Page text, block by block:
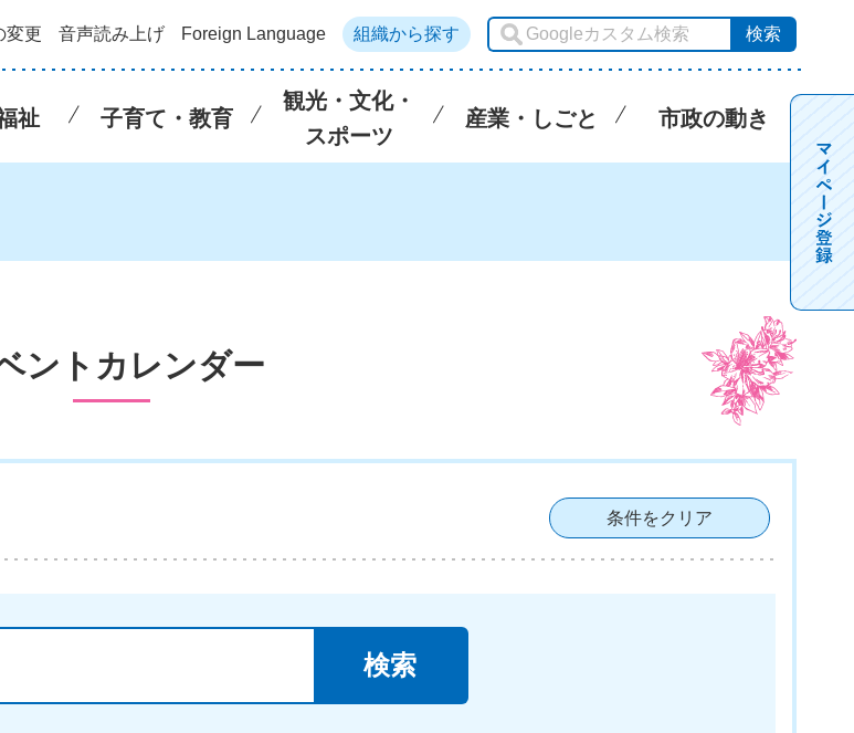
変更 音声読み上げ Foreign Language 組織から探す
祉 子育て・教育
観光・文化・
スポーツ
産業・しごと 市政の動き
ントカレンダー
条件をクリア